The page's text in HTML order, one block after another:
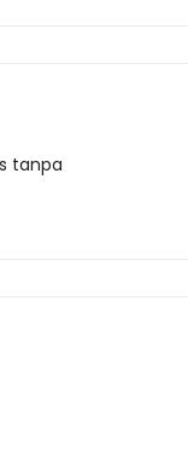
tanpa